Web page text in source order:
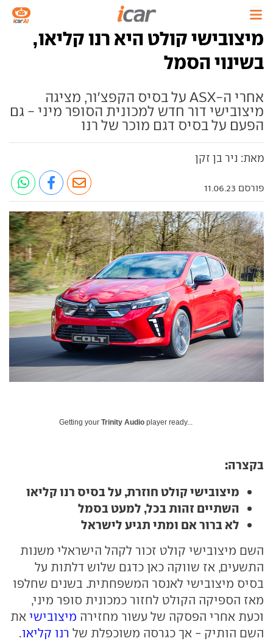
מיצובישי קולט היא רנו קליאו,
בשינוי הסמל
אחרי ה-ASX על בסיס הקפצ'ור, מציגה
מיצובישי דור חדש למכונית הסופר מיני - גם
הפעם על בסיס דגם מוכר של רנו
מאת: ניר בן זקן
פורסם 11.06.23
Getting your Trinity Audio player ready...
בקצרה:
מיצובישי קולט חוזרת, על בסיס רנו קליאו
השתיים זהות בכל, למעט בסמל
לא ברור אם ומתי תגיע לישראל
השם מיצובישי קולט זכור לקהל הישראלי משנות
התשעים, אז שווקה כאן כדגם שלוש דלתות על
בסיס מיצובישי לאנסר המשפחתית. בשנים שחלפו
מאז הספיקה הקולט לחזור כמכונית סופר מיני,
וכעת אחרי הפסקה של עשור מחזירה מיצובישי את
השם הותיק - אך כגרסה משוכפלת של רנו קליאו.